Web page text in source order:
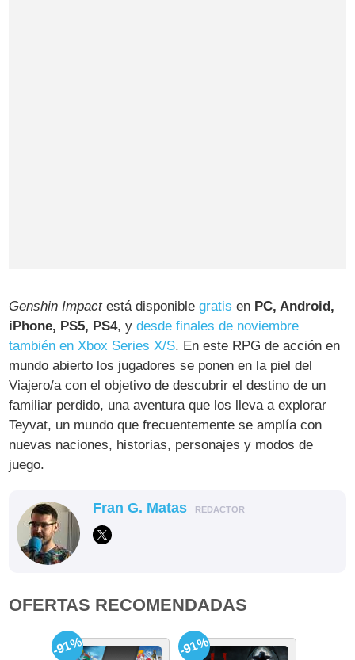
Genshin Impactestá disponiblegratis en PC, Android,
iPhone, PS5, PS4, ydesde finales de noviembre
también en Xbox Series X/S. En este RPG de acción en
mundo abierto los jugadores se ponen en la piel del
Viajero/a con el objetivo de descubrir el destino de un
familiar perdido, una aventura que los lleva a explorar
Teyvat, un mundo que frecuentemente se amplía con
nuevas naciones, historias, personajes y modos de
juego.
Fran G. Matas REDACTOR
OFERTAS RECOMENDADAS
-91% -91%